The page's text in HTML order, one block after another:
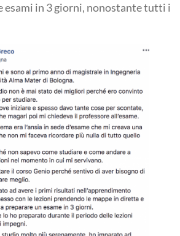
esami in 3 giorni, nonostante tutti i